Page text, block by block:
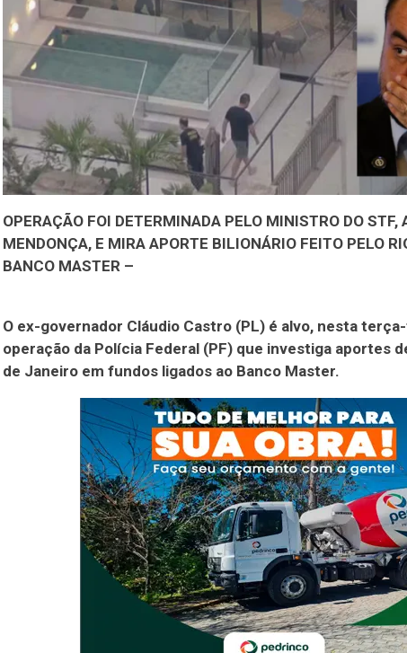
OPERAÇÃO FOI DETERMINADA PELO MINISTRO DO STF,
MENDONÇA, E MIRA APORTE BILIONÁRIO FEITO PELO
BANCO MASTER –
O ex-governador Cláudio Castro (PL) é alvo, nesta
operação da Polícia Federal (PF) que investiga aportes
de Janeiro em fundos ligados ao Banco Master.